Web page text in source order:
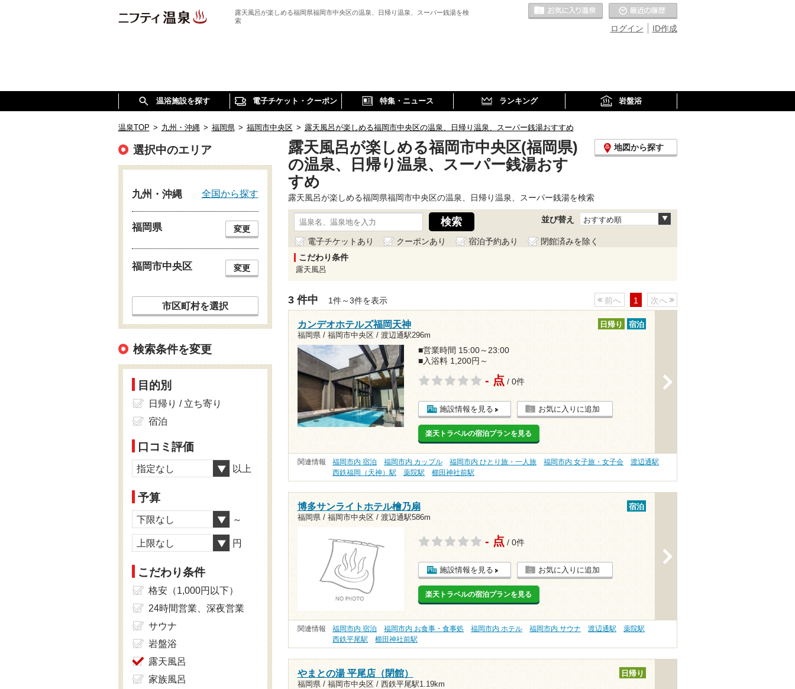
露天風呂が楽しめる福岡県福岡市中央区の温泉、日帰り温泉、スーパー銭湯を検
索
ID作成
ログイン
お気に入りの温泉
温浴施設を探す 電子チケット・クーポン 特集・ニュース ランキング 岩盤浴
温泉TOP > 九州・沖縄 > 福岡県 > 福岡市中央区 > 露天風呂が楽しめる福岡市中央区の温泉、日帰り温泉、スーパー銭湯おすすめ
露天風呂が楽しめる福岡市中央区(福岡県)
の温泉、日帰り温泉、スーパー銭湯おす
すめ
地図から探す
露天風呂が楽しめる福岡県福岡市中央区の温泉、日帰り温泉、スーパー銭湯を検索
並び替え おすすめ順
電子チケットあり クーポンあり 宿泊予約あり
閉館済みを除く
こだわり条件
露天風呂
3 件中 1件～3件を表示 前へ 1 次へ
カンデオホテルズ福岡天神
福岡県 / 福岡市中央区 / 渡辺通駅296m
日帰り 宿泊
■営業時間 15:00～23:00
■入浴料 1,200円～
- 点 / 0件
施設情報を見る お気に入りに追加
楽天トラベルの宿泊プランを見る
関連情報 福岡市内 宿泊 福岡市内 カップル 福岡市内 ひとり旅・一人旅 福岡市内 女子旅・女子会
渡辺通駅
西鉄福岡（天神）駅
薬院駅 櫛田神社前駅
博多サンライトホテル檜乃扇
福岡県 / 福岡市中央区 / 渡辺通駅586m
宿泊
- 点 / 0件
施設情報を見る お気に入りに追加
楽天トラベルの宿泊プランを見る
関連情報 福岡市内 宿泊 福岡市内 お食事・食事処 福岡市内 ホテル 福岡市内 サウナ 渡辺通駅
薬院駅
西鉄平尾駅
櫛田神社前駅
やまとの湯 平尾店（閉館）
福岡県 / 福岡市中央区 / 西鉄平尾駅1.19km
日帰り
選択中のエリア
九州・沖縄 全国から探す
福岡県 変更
福岡市中央区 変更
市区町村を選択
検索条件を変更
目的別
日帰り / 立ち寄り
宿泊
口コミ評価
指定なし 以上
予算
下限なし ～
上限なし 円
こだわり条件
格安（1,000円以下）
24時間営業、深夜営業
サウナ
岩盤浴
露天風呂
家族風呂